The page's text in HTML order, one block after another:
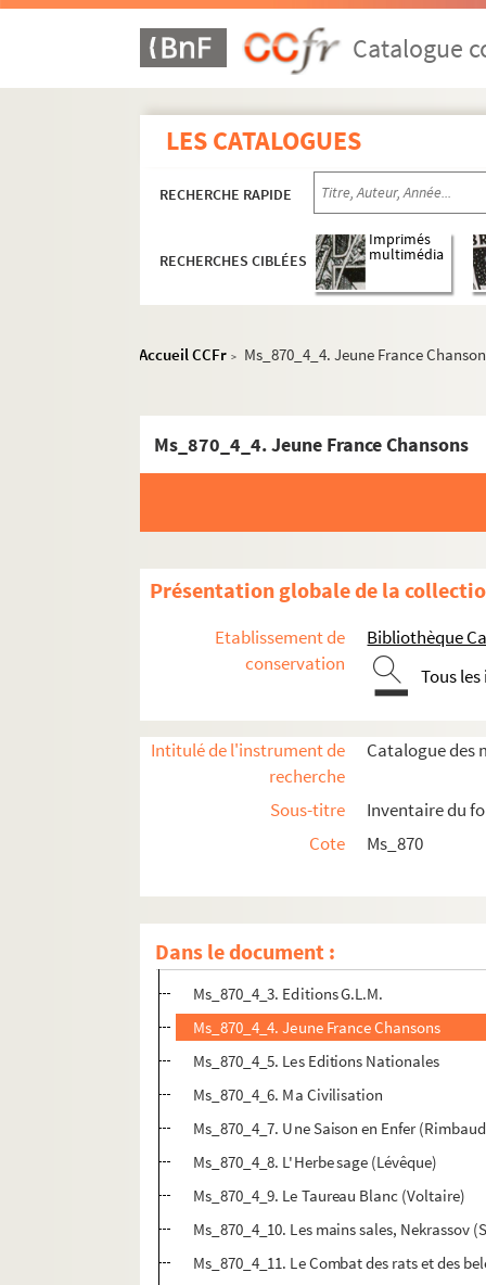
Catalogue
LES CATALOGUES
RECHERCHE RAPIDE
RECHERCHES CIBLÉES
Imprimés
multimédia
Accueil CCFr > Ms_870_4_4. Jeune France
Ms_870_4_4. Jeune France Chansons
Présentation globale de la
Etablissement de
conservation
Bibliothèque
Tous
Intitulé de l'instrument de
recherche
Catalogue des
Sous-titre
Inventaire du
Cote
Ms_870
Dans le document :
Ms_870_1. Peintures
Ms_870_2. Décors et costumes de théâtre
Ms_870_3. Cartonnier (tapisseries, tapis,
Ms_870_4_1. Raison d'être n°1
Ms_870_4_2. Cahiers d'écoliers
Ms_870_4_3. Editions G.L.M.
Ms_870_4_4. Jeune France Chansons
Ms_870_4_5. Les Editions Nationales
Ms_870_4_6. Ma Civilisation
Ms_870_4_7. Une Saison en Enfer
Ms_870_4_8. L'Herbe sage (Lévêque)
Ms_870_4_9. Le Taureau Blanc (Voltaire)
Ms_870_4_10. Les mains sales,
Ms_870_4_11. Le Combat des rats et des